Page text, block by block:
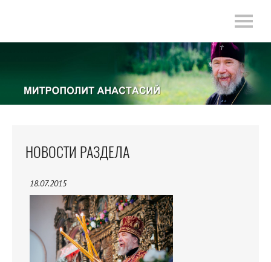
НОВОСТИ РАЗДЕЛА
18.07.2015